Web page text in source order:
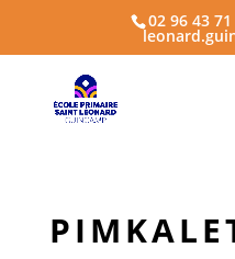
02 96 43